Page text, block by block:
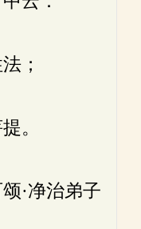
；
。
·净治弟子